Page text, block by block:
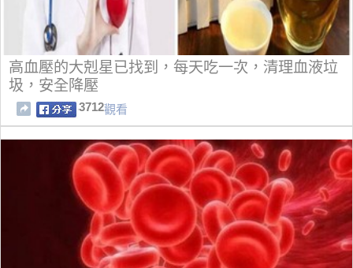
高血壓的大剋星已找到，每天吃一次，清理血液垃
圾，安全降壓
3712觀看